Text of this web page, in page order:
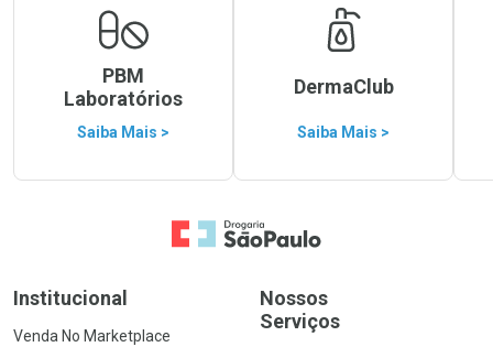
PBM
Laboratórios
Saiba Mais >
DermaClub
Saiba Mais >
Ir para a Home
Institucional
Venda No Marketplace
Nossos
Serviços